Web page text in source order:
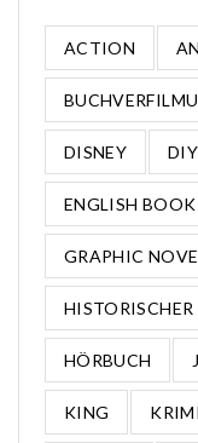
ACTION
DISNEY DIY
ENGLISH BOOK
GRAPHIC
HÖRBUCH
KING KRIMI